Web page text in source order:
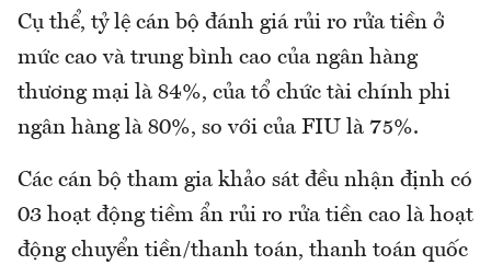
Cụ thể, tỷ lệ cán bộ đánh giá rủi ro rửa tiền ở
mức cao và trung bình cao của ngân hàng
thương mại là 84%, của tổ chức tài chính phi
ngân hàng là 80%, so với của FIU là 75%.
Các cán bộ tham gia khảo sát đều nhận định có
03 hoạt động tiềm ẩn rủi ro rửa tiền cao là hoạt
động chuyển tiền/thanh toán, thanh toán quốc